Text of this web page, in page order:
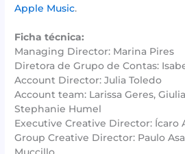
Apple Music.
Ficha técnica:
Managing Director: Marina Pires
Diretora de Grupo de Contas:
Account Director: Julia Toledo
Account team: Larissa Geres,
Stephanie Humel
Executive Creative Director: Ícaro
Group Creative Director: Paulo
Muccillo